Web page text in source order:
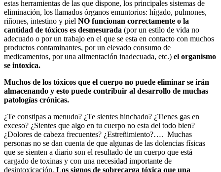
estas herramientas de las que dispone, los principales sistemas de
eliminación, los llamados órganos emuntorios: hígado, pulmones,
riñones, intestino y piel NO funcionan correctamente o la
cantidad de tóxicos es desmesurada (por un estilo de vida no
adecuado o por un trabajo en el que se esta en contacto con muchos
productos contaminantes, por un elevado consumo de
medicamentos, por una alimentación inadecuada, etc.) el organismo
se intoxica.
Muchos de los tóxicos que el cuerpo no puede eliminar se irán
almacenando y esto puede contribuir al desarrollo de muchas
patologías crónicas.
¿Te constipas a menudo? ¿Te sientes hinchado? ¿Tienes gas en
exceso? ¿Sientes que algo en tu cuerpo no esta del todo bien?
¿Dolores de cabeza frecuentes? ¿Estreñimiento?…. Muchas
personas no se dan cuenta de que algunas de las dolencias físicas
que se sienten a diario son el resultado de un cuerpo que está
cargado de toxinas y con una necesidad importante de
desintoxicación. Los signos de sobrecarga tóxica que una